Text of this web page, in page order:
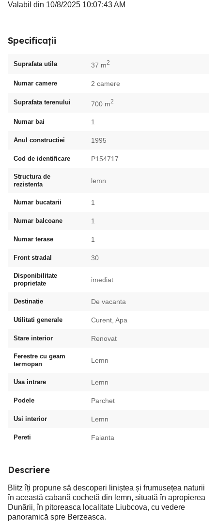
Valabil din 10/8/2025 10:07:43 AM
Specificații
Suprafata utila 37 m2
Numar camere 2 camere
Suprafata terenului 700 m2
Numar bai 1
Anul constructiei 1995
Cod de identificare P154717
Structura de
rezistenta
lemn
Numar bucatarii 1
Numar balcoane 1
Numar terase 1
Front stradal 30
Disponibilitate
proprietate
imediat
Destinatie De vacanta
Utilitati generale Curent, Apa
Stare interior Renovat
Ferestre cu geam
termopan
Lemn
Usa intrare Lemn
Podele Parchet
Usi interior Lemn
Pereti Faianta
Descriere
Blitz îți propune să descoperi liniștea și frumusețea naturii
în această cabană cochetă din lemn, situată în apropierea
Dunării, în pitoreasca localitate Liubcova, cu vedere
panoramică spre Berzeasca.